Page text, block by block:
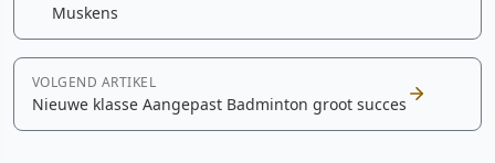
Muskens
VOLGEND ARTIKEL
Nieuwe klasse Aangepast Badminton groot succes